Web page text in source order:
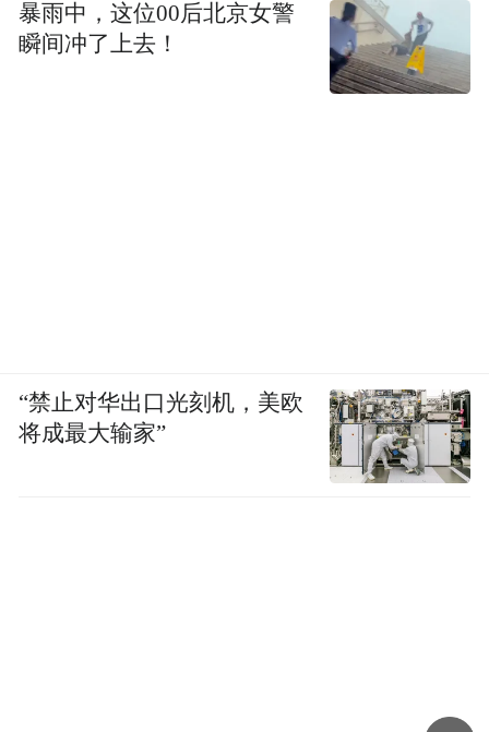
暴雨中，这位00后北京女警
瞬间冲了上去！
“禁止对华出口光刻机，美欧
将成最大输家”